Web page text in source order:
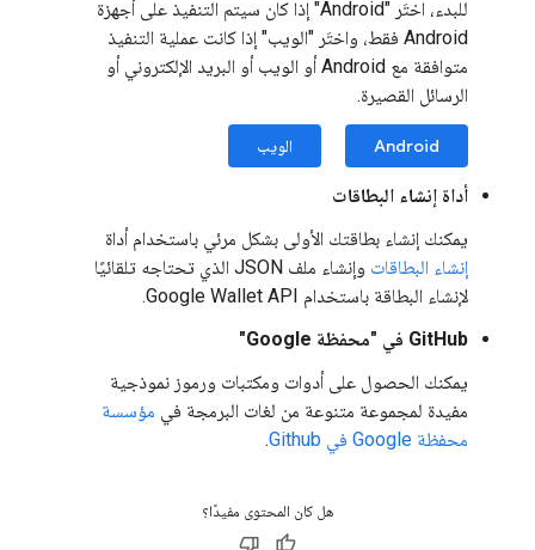
للبدء، اختَر "Android" إذا كان سيتم التنفيذ على أجهزة
Android فقط، واختَر "الويب" إذا كانت عملية التنفيذ
متوافقة مع Android أو الويب أو البريد الإلكتروني أو
الرسائل القصيرة.
Android الويب
أداة إنشاء البطاقات
يمكنك إنشاء بطاقتك الأولى بشكل مرئي باستخدام أداة
إنشاء البطاقات
وإنشاء ملف JSON الذي تحتاجه تلقائيًا
لإنشاء البطاقة باستخدام Google Wallet API.
GitHub في "محفظة Google"
يمكنك الحصول على أدوات ومكتبات ورموز نموذجية
مفيدة لمجموعة متنوعة من لغات البرمجة في مؤسسة
محفظة Google في Github
.
هل كان المحتوى مفيدًا؟